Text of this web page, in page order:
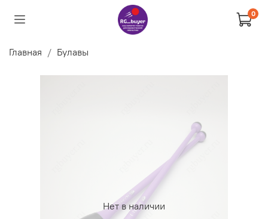
0
Главная Булавы
Нет в наличии